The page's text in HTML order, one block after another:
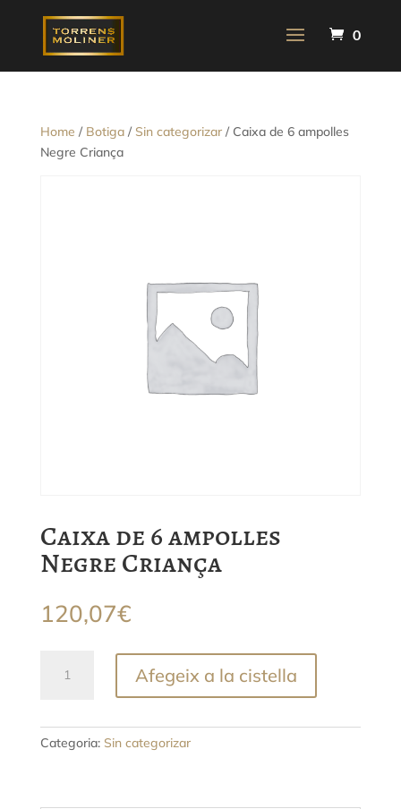
0
Home / Botiga/ Sin categorizar/ Caixa de 6 ampolles
Negre Criança
Caixa de 6 ampolles
Negre Criança
120,07€
6
Criança
Afegeix a la cistella
Categoria: Sin categorizar